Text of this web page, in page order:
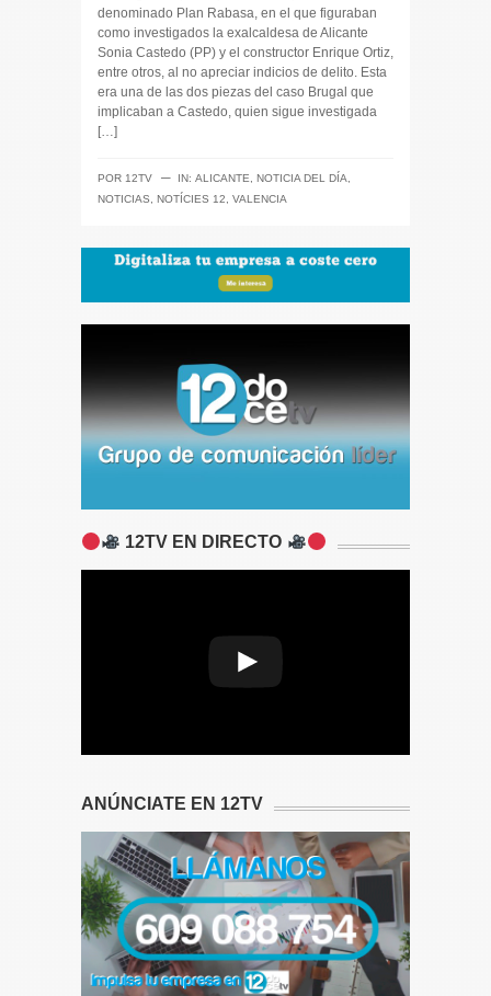
denominado Plan Rabasa, en el que figuraban
como investigados la exalcaldesa de Alicante
Sonia Castedo (PP) y el constructor Enrique Ortiz,
entre otros, al no apreciar indicios de delito. Esta
era una de las dos piezas del caso Brugal que
implicaban a Castedo, quien sigue investigada
[…]
POR 12TV ─ IN: ALICANTE, NOTICIA DEL DÍA,
NOTICIAS, NOTÍCIES 12, VALENCIA
12TV EN DIRECTO
ANÚNCIATE EN 12TV